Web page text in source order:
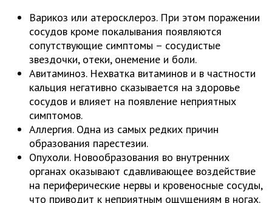
Варикоз или атеросклероз. При этом поражении
сосудов кроме покалывания появляются
сопутствующие симптомы – сосудистые
звездочки, отеки, онемение и боли.
Авитаминоз. Нехватка витаминов и в частности
кальция негативно сказывается на здоровье
сосудов и влияет на появление неприятных
симптомов.
Аллергия. Одна из самых редких причин
образования парестезии.
Опухоли. Новообразования во внутренних
органах оказывают сдавливающее воздействие
на периферические нервы и кровеносные сосуды,
что приводит к неприятным ощущениям в ногах.